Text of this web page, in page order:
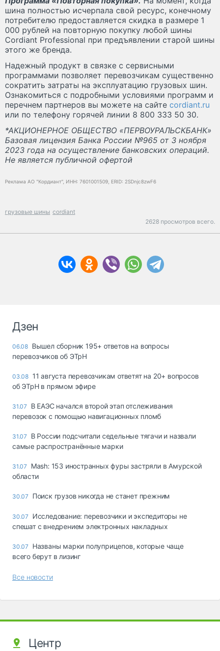
шина полностью исчерпала свой ресурс, конечному
потребителю предоставляется скидка в размере 1
000 рублей на повторную покупку любой шины
Cordiant Professional при предъявлении старой шины
этого же бренда.
Надежный продукт в связке с сервисными
программами позволяет перевозчикам существенно
сократить затраты на эксплуатацию грузовых шин.
Ознакомиться с подробными условиями программ и
перечнем партнеров вы можете на сайте cordiant.ru
или по телефону горячей линии 8 800 333 50 30.
*АКЦИОНЕРНОЕ ОБЩЕСТВО «ПЕРВОУРАЛЬСКБАНК»
Базовая лицензия Банка России №965 от 3 ноября
2023 года на осуществление банковских операций.
Не является публичной офертой
Реклама АО "Кордиант", ИНН: 7601001509, ERID: 2SDnjc8zwF6
грузовые шины cordiant
2628 просмотров всего.
Дзен
06.08 Вышел сборник 195+ ответов на вопросы
перевозчиков об ЭТрН
03.08 11 августа перевозчикам ответят на 20+ вопросов
об ЭТрН в прямом эфире
31.07
В ЕАЭС начался второй этап отслеживания
перевозок с помощью навигационных пломб
31.07
В России подсчитали седельные тягачи и назвали
самые распространённые марки
31.07
Mash: 153 иностранных фуры застряли в Амурской
области
30.07 Поиск грузов никогда не станет прежним
30.07
Исследование: перевозчики и экспедиторы не
спешат с внедрением электронных накладных
30.07
Названы марки полуприцепов, которые чаще
всего берут в лизинг
Все новости
Центр